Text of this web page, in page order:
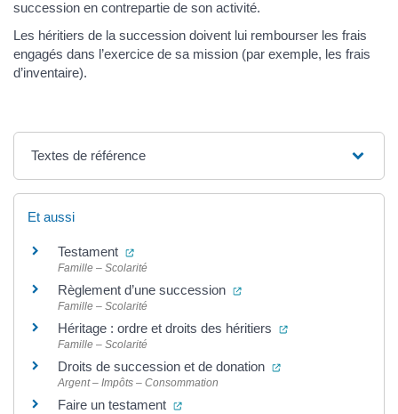
succession en contrepartie de son activité.
Les héritiers de la succession doivent lui rembourser les frais
engagés dans l’exercice de sa mission (par exemple, les frais
d’inventaire).
Textes de référence
Et aussi
Testament (ouverture dans un nouvel onglet)
Famille – Scolarité
Règlement d’une succession (ouverture dans un nouvel
Famille – Scolarité
Héritage : ordre et droits des héritiers (ouverture dans
Famille – Scolarité
Droits de succession et de donation (ouverture dans un
Argent – Impôts – Consommation
Faire un testament (ouverture dans un nouvel onglet)